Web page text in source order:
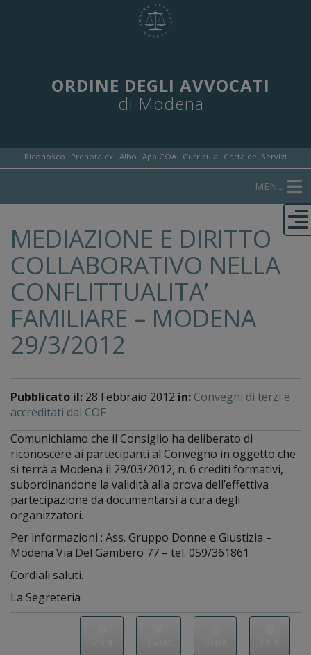
ORDINE DEGLI AVVOCATI
di Modena
Riconosco Prenotalex Albo App COA Curricula Carta dei Servizi
MENU
MEDIAZIONE E DIRITTO
COLLABORATIVO NELLA
CONFLITTUALITA’
FAMILIARE – MODENA
29/3/2012
Pubblicato il: 28 Febbraio 2012 in: Convegni di terzi e
accreditati dal COF
Comunichiamo che il Consiglio ha deliberato di
riconoscere ai partecipanti al Convegno in oggetto che
si terrà a Modena il 29/03/2012, n. 6 crediti formativi,
subordinandone la validità alla prova dell’effettiva
partecipazione da documentarsi a cura degli
organizzatori.
Per informazioni : Ass. Gruppo Donne e Giustizia –
Modena Via Del Gambero 77 – tel. 059/361861
Cordiali saluti.
La Segreteria